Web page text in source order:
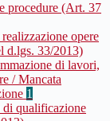
procedure (Art. 37
opere
d.lgs. 33/2013)
di lavori,
/ Mancata
1
di qualificazione